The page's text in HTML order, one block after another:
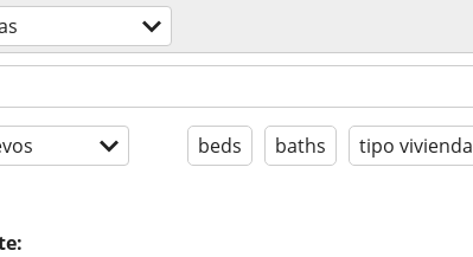
beds baths tipo vivienda